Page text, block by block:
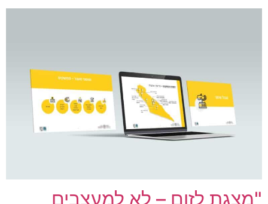
לזום – לא למעצבים